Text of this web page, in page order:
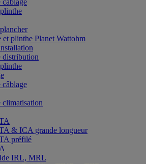
câblage
plinthe Planet Wattohm
distribution
câblage
climatisation
& ICA grande longueur
préfilé
IRL, MRL